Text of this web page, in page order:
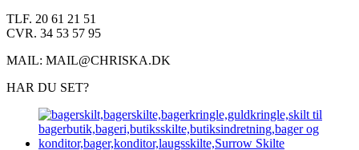
TLF. 20 61 21 51
CVR. 34 53 57 95
MAIL: MAIL@CHRISKA.DK
HAR DU SET?